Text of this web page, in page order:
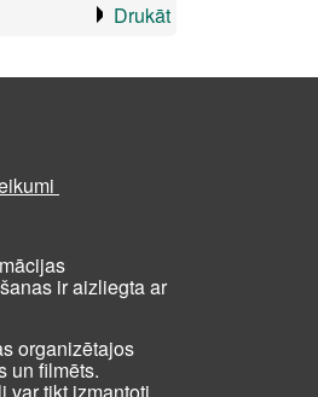
Drukāt
ir aizliegta ar
organizētajos
un filmēts.